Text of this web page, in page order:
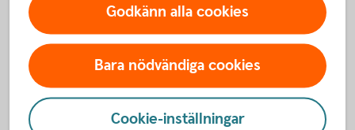
Den svenska marknaden.
Logga in för att sebörskurser
Godkänn alla cookies
Bara nödvändiga cookies
Cookie-inställningar